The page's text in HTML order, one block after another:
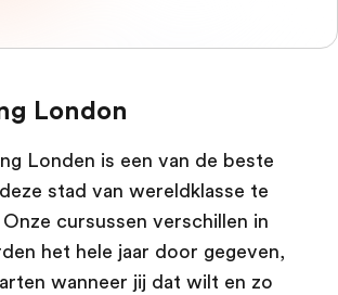
London
Londen is een van de beste
stad van wereldklasse te
Onze cursussen verschillen in
het hele jaar door gegeven,
wanneer jij dat wilt en zo